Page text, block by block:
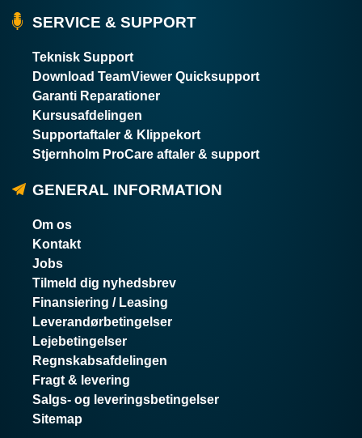
SERVICE & SUPPORT
Teknisk Support
Download TeamViewer Quicksupport
Garanti Reparationer
Kursusafdelingen
Supportaftaler & Klippekort
Stjernholm ProCare aftaler & support
GENERAL INFORMATION
Om os
Kontakt
Jobs
Tilmeld dig nyhedsbrev
Finansiering / Leasing
Leverandørbetingelser
Lejebetingelser
Regnskabsafdelingen
Fragt & levering
Salgs- og leveringsbetingelser
Sitemap